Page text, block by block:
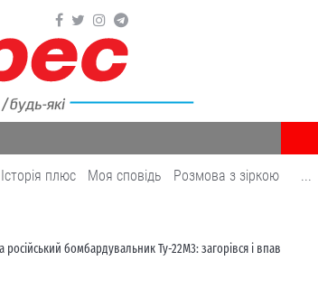
Історія плюс Моя сповідь Розмова з зіркою ...
російський бомбардувальник Ту-22М3: загорівся і впав